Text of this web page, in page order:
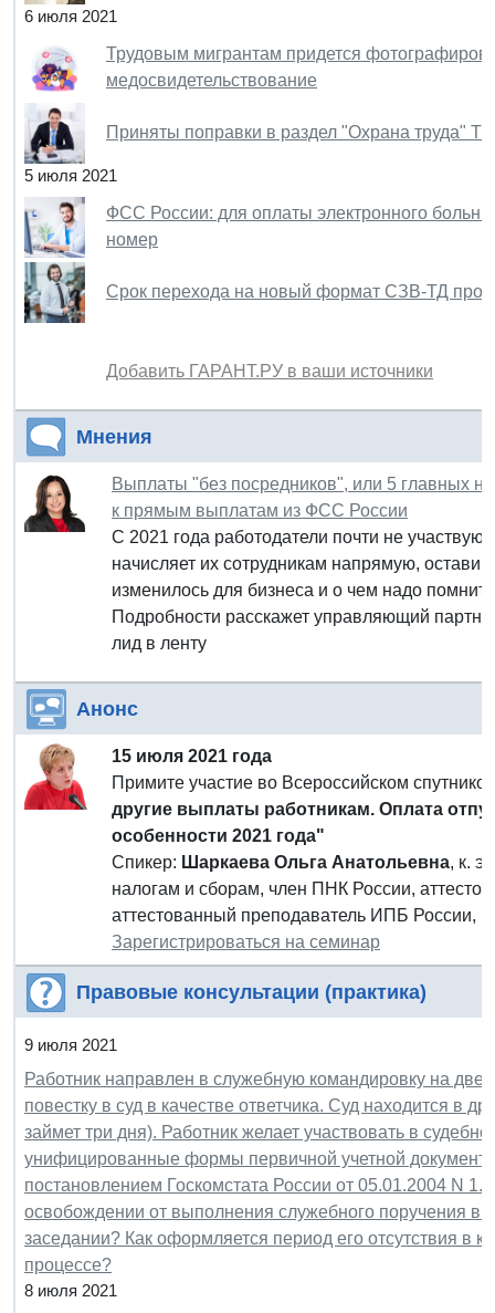
6 июля 2021
Трудовым мигрантам придется
медосвидетельствование
Приняты поправки в раздел "Охрана труда"
5 июля 2021
ФСС России: для оплаты электронного
номер
Срок перехода на новый формат СЗВ-ТД
Добавить ГАРАНТ.РУ в ваши источники
Мнения
Выплаты "без посредников", или 5 главных
к прямым выплатам из ФСС России
С 2021 года работодатели почти не
начисляет их сотрудникам напрямую,
изменилось для бизнеса и о чем надо
Подробности расскажет управляющий
лид в ленту
Анонс
15 июля 2021 года
Примите участие во Всероссийском
другие выплаты работникам. Оплата
особенности 2021 года"
Спикер: Шаркаева Ольга Анатольевна, к.
налогам и сборам, член ПНК России,
аттестованный преподаватель ИПБ России,
Зарегистрироваться на семинар
Правовые консультации (практика)
9 июля 2021
Работник направлен в служебную командировку на две
повестку в суд в качестве ответчика. Суд находится в
займет три дня). Работник желает участвовать в
унифицированные формы первичной учетной
постановлением Госкомстата России от 05.01.2004 N 1.
освобождении от выполнения служебного поручения в
заседании? Как оформляется период его отсутствия в
процессе?
8 июля 2021